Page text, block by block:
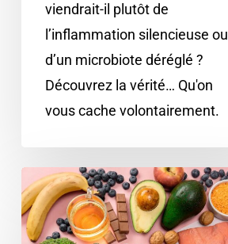
viendrait-il plutôt de
l’inflammation silencieuse ou
d’un microbiote déréglé ?
Découvrez la vérité… Qu'on
vous cache volontairement.